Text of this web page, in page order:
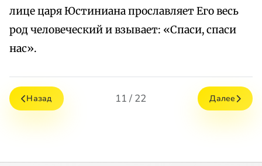
лице царя Юстиниана прославляет Его весь
род человеческий и взывает: «Спаси, спаси
нас».
Назад 11 / 22 Далее